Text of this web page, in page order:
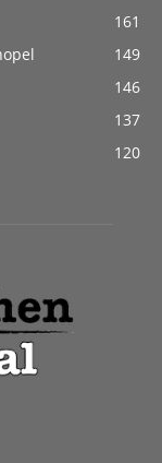
161
149
146
137
120